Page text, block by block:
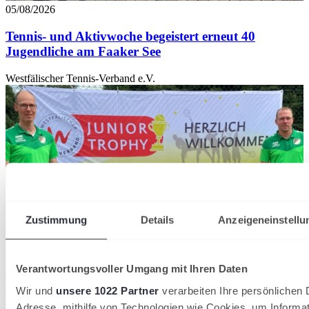
Zustimmung Details
Verantwortungsvoller Umgang mit Ihren Daten
Wir und unsere 1022 Partner verarbeiten Ihre persönlichen
05/08/2026
Tennis- und Aktivwoche begeistert erneut 40
Jugendliche am Faaker See
Westfälischer Tennis-Verband e.V.